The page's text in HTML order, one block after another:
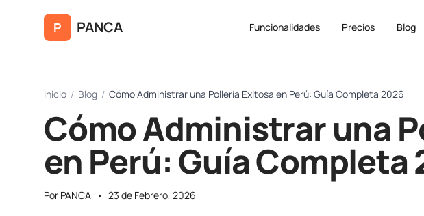
P PANCA Funcionalidades Precios Blog
Inicio / Blog / Cómo Administrar una Pollería Exitosa en Perú: Guía Completa 2026
Cómo Administrar una
en Perú: Guía Completa
Por PANCA • 23 de Febrero, 2026